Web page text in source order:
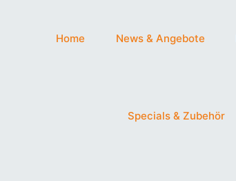
Home News & Angebote
Specials & Zubehör